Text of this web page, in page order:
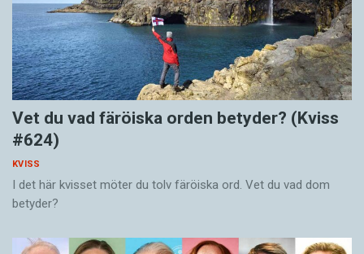
Vet du vad färöiska orden betyder? (Kviss
#624)
KVISS
I det här kvisset möter du tolv färöiska ord. Vet du vad dom
betyder?